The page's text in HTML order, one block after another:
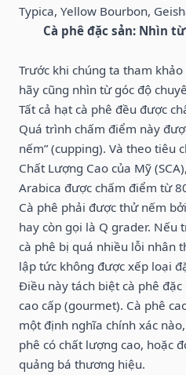
Typica, Yellow Bourbon,
Cà phê đặc sản: Nhìn
Trước khi chúng ta tham
hãy cũng nhìn từ góc độ
Tất cả hạt cà phê đều được
Quá trình chấm điểm này
nếm” (cupping). Và theo tiêu
Chất Lượng Cao của Mỹ
Arabica được chấm điểm từ
Cà phê phải được thử nếm
hay còn gọi là Q grader. Nếu
cà phê bị quá nhiều lỗi nhân
lập tức không được xếp loại
Điều này tách biệt cà phê
cao cấp (gourmet). Cà phê
một định nghĩa chính xác
phê có chất lượng cao, hoặc
quảng bá thương hiệu.